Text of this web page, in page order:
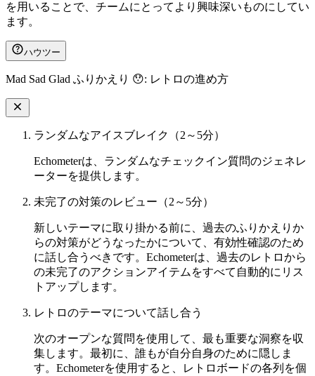
を用いることで、チームにとってより興味深いものにしてい
ます。
ハウツー
Mad Sad Glad ふりかえり 😯: レトロの進め方
ランダムなアイスブレイク（2～5分）
Echometerは、ランダムなチェックイン質問のジェネレ
ーターを提供します。
未完了の対策のレビュー（2～5分）
新しいテーマに取り掛かる前に、過去のふりかえりか
らの対策がどうなったかについて、有効性確認のため
に話し合うべきです。Echometerは、過去のレトロから
の未完了のアクションアイテムをすべて自動的にリス
トアップします。
レトロのテーマについて話し合う
次のオープンな質問を使用して、最も重要な洞察を収
集します。最初に、誰もが自分自身のために隠しま
す。Echometerを使用すると、レトロボードの各列を個